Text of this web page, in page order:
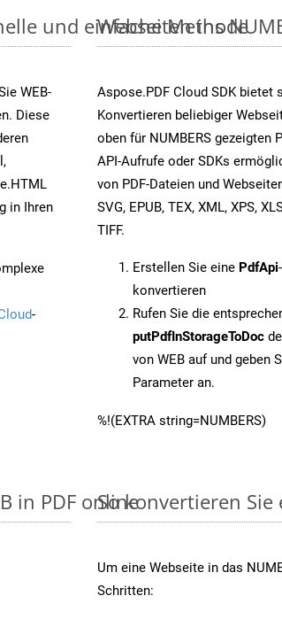
und einfache Methode
WEB-
Diese
in Ihren
-
Webseiten ins
Aspose.PDF Cloud SDK bietet
Konvertieren beliebiger
oben für NUMBERS gezeigten
API-Aufrufe oder SDKs
von PDF-Dateien und
SVG, EPUB, TEX, XML, XPS,
TIFF.
Erstellen Sie eine PdfApi
konvertieren
Rufen Sie die
putPdfInStorageToDoc
von WEB auf und geben
Parameter an.
%!(EXTRA string=NUMBERS)
in PDF onlineSo konvertieren Sie
Um eine Webseite in das
Schritten: